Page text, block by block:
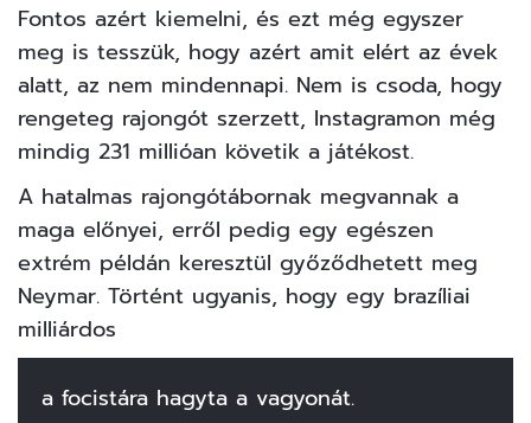
Fontos azért kiemelni, és ezt még egyszer
meg is tesszük, hogy azért amit elért az évek
alatt, az nem mindennapi. Nem is csoda, hogy
rengeteg rajongót szerzett, Instagramon még
mindig 231 millióan követik a játékost.
A hatalmas rajongótábornak megvannak a
maga előnyei, erről pedig egy egészen
extrém példán keresztül győződhetett meg
Neymar. Történt ugyanis, hogy egy brazíliai
milliárdos
a focistára hagyta a vagyonát.